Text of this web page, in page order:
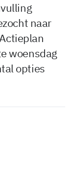
naar
woensdag
opties